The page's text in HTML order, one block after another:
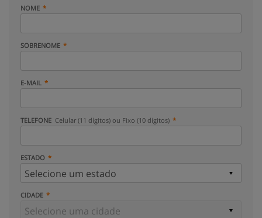
NOME
SOBRENOME
E-MAIL
TELEFONE Celular (11 dígitos) ou Fixo (10 dígitos)
ESTADO
CIDADE